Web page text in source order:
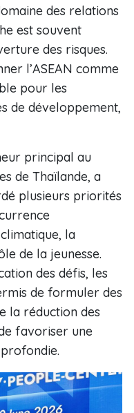
des relations
est souvent
des risques.
l’ASEAN comme
pour les
de développement,
principal au
de Thaïlande, a
plusieurs priorités
la
de la jeunesse.
des défis, les
de formuler des
la réduction des
favoriser une